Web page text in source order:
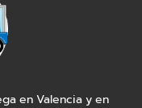
en Valencia y en